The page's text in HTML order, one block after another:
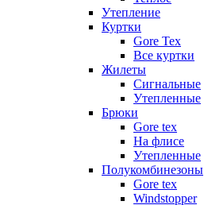
Утепление
Куртки
Gore Tex
Все куртки
Жилеты
Сигнальные
Утепленные
Брюки
Gore tex
На флисе
Утепленные
Полукомбинезоны
Gore tex
Windstopper